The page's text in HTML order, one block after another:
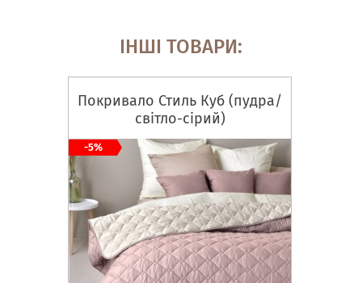
ІНШІ ТОВАРИ:
Покривало Стиль Куб (пудра/
світло-сірий)
-5%